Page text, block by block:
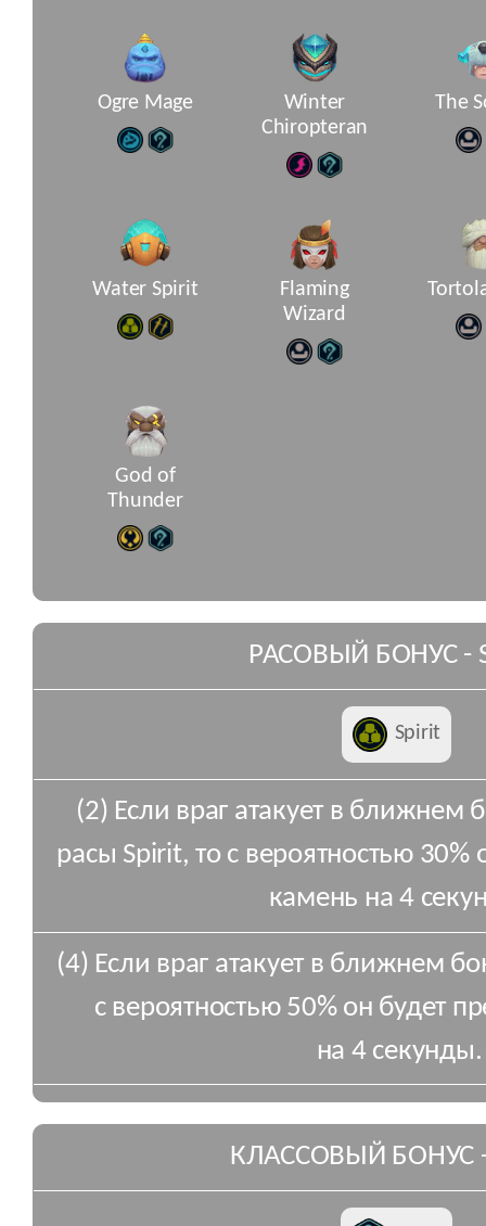
Ogre Mage
Winter
Chiropteran
The
Water Spirit
Flaming
Wizard
God of
Thunder
РАСОВЫЙ БОНУС -
Spirit
(2) Если враг атакует в ближнем
расы Spirit, то с вероятностью
камень на 4
(4) Если враг атакует в ближнем
с вероятностью 50% он будет
на 4 секунды.
КЛАССОВЫЙ БОНУС -